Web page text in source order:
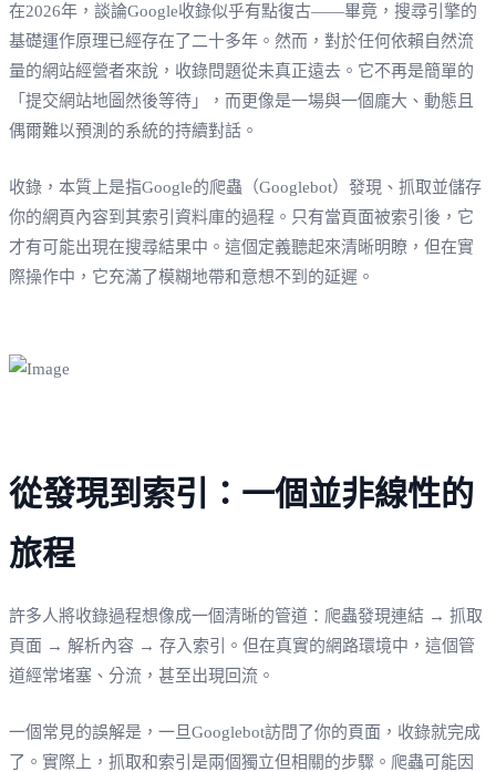
在2026年，談論Google收錄似乎有點復古——畢竟，搜尋引擎的
基礎運作原理已經存在了二十多年。然而，對於任何依賴自然流
量的網站經營者來說，收錄問題從未真正遠去。它不再是簡單的
「提交網站地圖然後等待」，而更像是一場與一個龐大、動態且
偶爾難以預測的系統的持續對話。
收錄，本質上是指Google的爬蟲（Googlebot）發現、抓取並儲存
你的網頁內容到其索引資料庫的過程。只有當頁面被索引後，它
才有可能出現在搜尋結果中。這個定義聽起來清晰明瞭，但在實
際操作中，它充滿了模糊地帶和意想不到的延遲。
從發現到索引：一個並非線性的
旅程
許多人將收錄過程想像成一個清晰的管道：爬蟲發現連結 → 抓取
頁面 → 解析內容 → 存入索引。但在真實的網路環境中，這個管
道經常堵塞、分流，甚至出現回流。
一個常見的誤解是，一旦Googlebot訪問了你的頁面，收錄就完成
了。實際上，抓取和索引是兩個獨立但相關的步驟。爬蟲可能因